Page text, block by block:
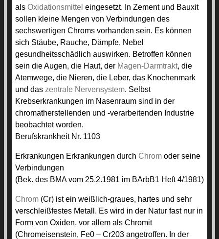
als Oxidationsmittel eingesetzt. In Zement und Bauxit
sollen kleine Mengen von Verbindungen des
sechswertigen Chroms vorhanden sein. Es können
sich Stäube, Rauche, Dämpfe, Nebel
gesundheitsschädlich auswirken. Betroffen können
sein die Augen, die Haut, der Magen-Darmtrakt, die
Atemwege, die Nieren, die Leber, das Knochenmark
und das zentrale Nervensystem. Selbst
Krebserkrankungen im Nasenraum sind in der
chromatherstellenden und -verarbeitenden Industrie
beobachtet worden.
Berufskrankheit Nr. 1103
Erkrankungen Erkrankungen durch Chrom oder seine
Verbindungen
(Bek. des BMA vom 25.2.1981 im BArbB1 Heft 4/1981)
Chrom (Cr) ist ein weißlich-graues, hartes und sehr
verschleißfestes Metall. Es wird in der Natur fast nur in
Form von Oxiden, vor allem als Chromit
(Chromeisenstein, Fe0 – Cr203 angetroffen. In der